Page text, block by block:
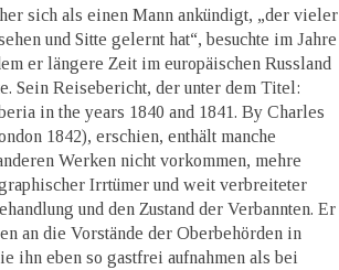
sich als einen Mann ankündigt, „der vieler
und Sitte gelernt hat“, besuchte im Jahre
er längere Zeit im europäischen Russland
Sein Reisebericht, der unter dem Titel:
in the years 1840 and 1841. By Charles
1842), erschien, enthält manche
Werken nicht vorkommen, mehre
Irrtümer und weit verbreiteter
und den Zustand der Verbannten. Er
an die Vorstände der Oberbehörden in
ihn eben so gastfrei aufnahmen als bei